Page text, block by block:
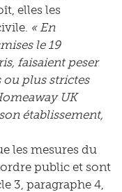
elles les
« En
le 19
faisaient peser
ou plus strictes
UK
établissement,
les mesures du
public et sont
3, paragraphe 4,